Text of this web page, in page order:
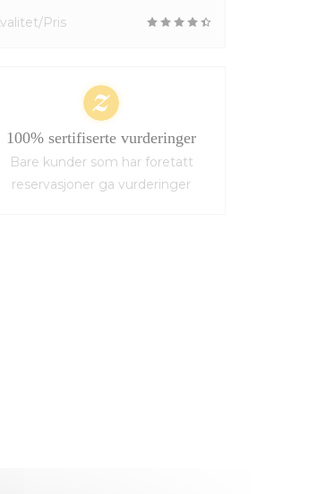
Pris
100% sertifiserte vurderinger
Bare kunder som har foretatt
reservasjoner ga vurderinger